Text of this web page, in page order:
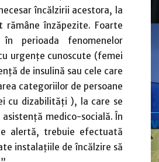
încălzirii acestora, la
rămâne înzăpezite. Foarte
perioada fenomenelor
urgenţe cunoscute (femei
de insulină sau cele care
categoriilor de persoane
cu dizabilităţi ), la care se
medico-socială. În
alertă, trebuie efectuată
instalaţiile de încălzire să